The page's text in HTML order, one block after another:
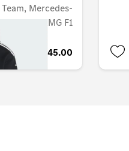
Mercedes-
AMG F1
QAR 1,045.00